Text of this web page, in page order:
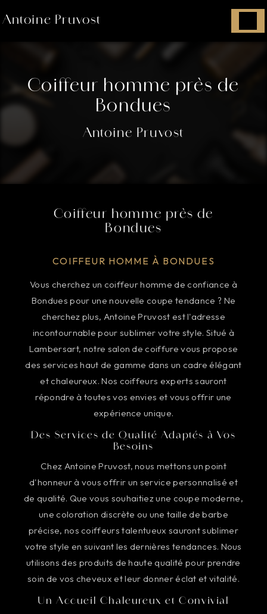
Antoine Pruvost
Coiffeur homme près de
Bondues
Antoine Pruvost
Coiffeur homme près de
Bondues
COIFFEUR HOMME À BONDUES
Vous cherchez un coiffeur homme de confiance à
Bondues pour une nouvelle coupe tendance ? Ne
cherchez plus, Antoine Pruvost est l'adresse
incontournable pour sublimer votre style. Situé à
Lambersart, notre salon de coiffure vous propose
des services haut de gamme dans un cadre élégant
et chaleureux. Nos coiffeurs experts sauront
répondre à toutes vos envies et vous offrir une
expérience unique.
Des Services de Qualité Adaptés à Vos
Besoins
Chez Antoine Pruvost, nous mettons un point
d'honneur à vous offrir un service personnalisé et
de qualité. Que vous souhaitiez une coupe moderne,
une coloration discrète ou une taille de barbe
précise, nos coiffeurs talentueux sauront sublimer
votre style en suivant les dernières tendances. Nous
utilisons des produits de haute qualité pour prendre
soin de vos cheveux et leur donner éclat et vitalité.
Un Accueil Chaleureux et Convivial